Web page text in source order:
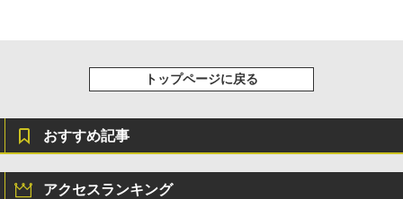
トップページに戻る
おすすめ記事
アクセスランキング